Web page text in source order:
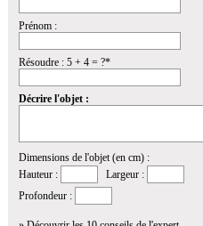
Prénom :
Résoudre : 5 + 4 = ?*
Décrire l'objet :
Dimensions de l'objet (en cm) :
Hauteur :
Largeur :
Profondeur :